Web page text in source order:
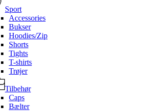
Sport
Accessories
Bukser
Hoodies/Zip
Shorts
Tights
T-shirts
Trøjer
Tilbehør
Caps
Bælter